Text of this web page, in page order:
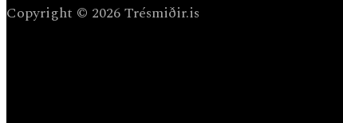
Copyright © 2026 Trésmiðir.is